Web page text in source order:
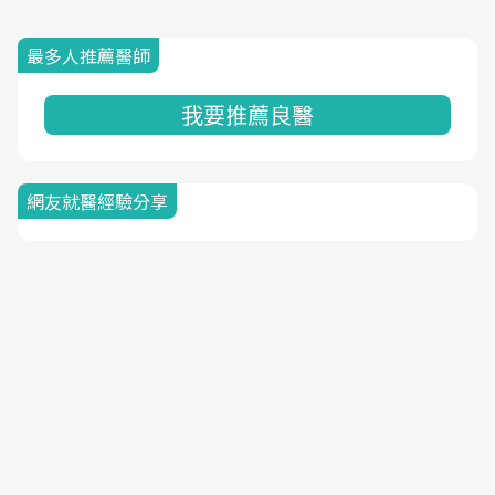
最多人推薦醫師
我要推薦良醫
網友就醫經驗分享